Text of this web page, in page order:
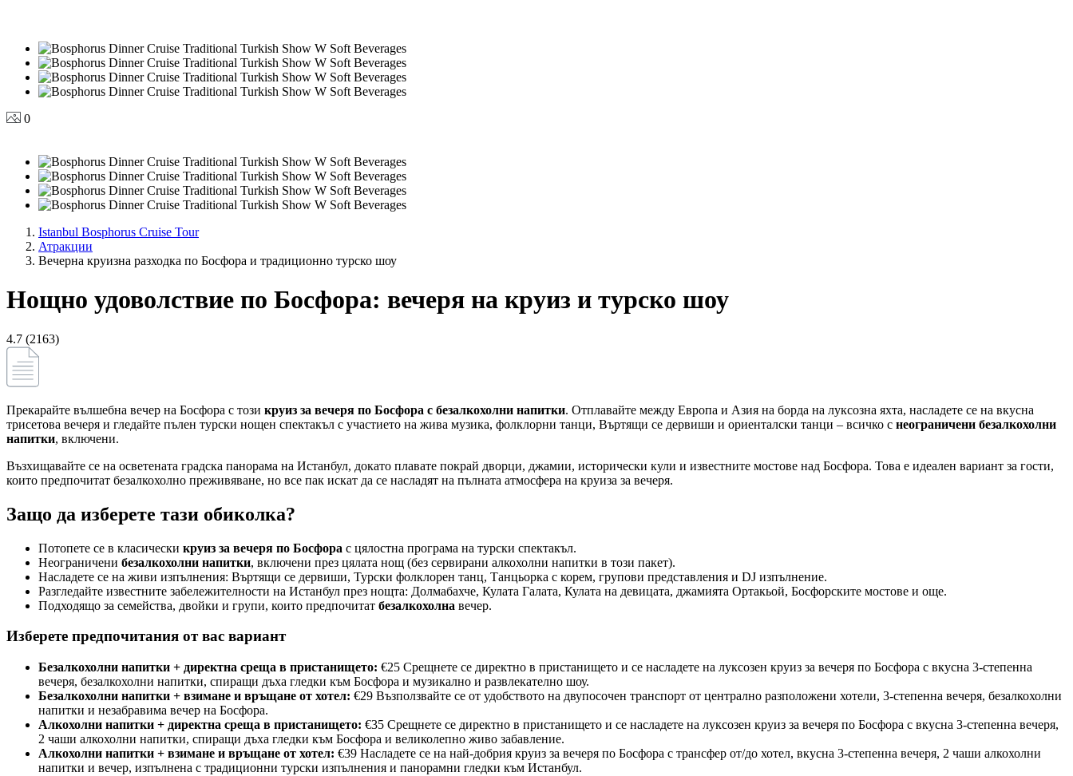
0
Istanbul Bosphorus Cruise Tour
Атракции
Вечерна круизна разходка по Босфора и традиционно турско шоу
Нощно удоволствие по Босфора: вечеря на круиз и турско шоу
4.7 (2163)
Прекарайте вълшебна вечер на Босфора с този круиз за вечеря по Босфора с безалкохолни напитки. Отплавайте между Европа и Азия на борда на луксозна яхта, насладете се на вкусна
трисетова вечеря и гледайте пълен турски нощен спектакъл с участието на жива музика, фолклорни танци, Въртящи се дервиши и ориенталски танци – всичко с неограничени безалкохолни
напитки, включени.
Възхищавайте се на осветената градска панорама на Истанбул, докато плавате покрай дворци, джамии, исторически кули и известните мостове над Босфора. Това е идеален вариант за гости,
които предпочитат безалкохолно преживяване, но все пак искат да се насладят на пълната атмосфера на круиза за вечеря.
Защо да изберете тази обиколка?
Потопете се в класически круиз за вечеря по Босфора с цялостна програма на турски спектакъл.
Неограничени безалкохолни напитки, включени през цялата нощ (без сервирани алкохолни напитки в този пакет).
Насладете се на живи изпълнения: Въртящи се дервиши, Турски фолклорен танц, Танцьорка с корем, групови представления и DJ изпълнение.
Разгледайте известните забележителности на Истанбул през нощта: Долмабахче, Кулата Галата, Кулата на девицата, джамията Ортакьой, Босфорските мостове и още.
Подходящо за семейства, двойки и групи, които предпочитат безалкохолна вечер.
Изберете предпочитания от вас вариант
Безалкохолни напитки + директна среща в пристанището: €25 Срещнете се директно в пристанището и се насладете на луксозен круиз за вечеря по Босфора с вкусна 3-степенна
вечеря, безалкохолни напитки, спиращи дъха гледки към Босфора и музикално и развлекателно шоу.
Безалкохолни напитки + взимане и връщане от хотел: €29 Възползвайте се от удобството на двупосочен транспорт от централно разположени хотели, 3-степенна вечеря, безалкохолни
напитки и незабравима вечер на Босфора.
Алкохолни напитки + директна среща в пристанището: €35 Срещнете се директно в пристанището и се насладете на луксозен круиз за вечеря по Босфора с вкусна 3-степенна вечеря,
2 чаши алкохолни напитки, спиращи дъха гледки към Босфора и великолепно живо забавление.
Алкохолни напитки + взимане и връщане от хотел: €39 Насладете се на най-добрия круиз за вечеря по Босфора с трансфер от/до хотел, вкусна 3-степенна вечеря, 2 чаши алкохолни
напитки и вечер, изпълнена с традиционни турски изпълнения и панорамни гледки към Истанбул.